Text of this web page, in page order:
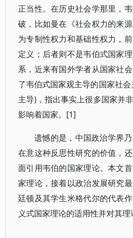
正当性。在历史社会学那里，
破，比如曼在《社会权力的来
为专制性权力和基础性权力，
定义；后者则不是韦伯式国家
系，近来有国外学者从国家社
了韦伯式国家观主导的国家社
主导)，指出事实上很多国家并
影响着国家。[1]
遗憾的是，中国政治学界
在意这种反思性研究的价值，
面引用韦伯的国家理论。本文
家理论，接着以政治发展研究
廷顿及其学生米格代尔的代表
义式国家理论的适用性并对其理